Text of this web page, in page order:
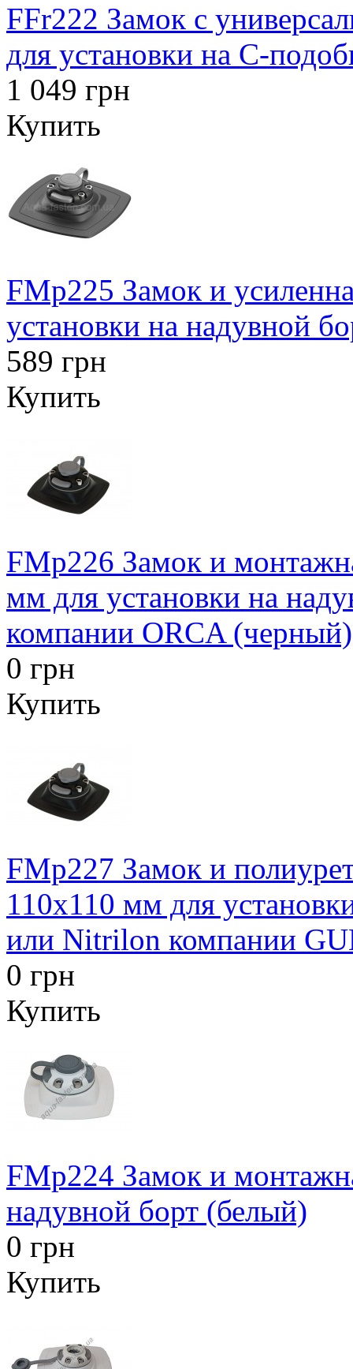
FFr222 Замок с
для установки на С-
1 049 грн
Купить
FMp225 Замок и
установки на надувной
589 грн
Купить
FMp226 Замок и
мм для установки на
компании ORCA (черный)
0 грн
Купить
FMp227 Замок и
110х110 мм для
или Nitrilon компании
0 грн
Купить
FMp224 Замок и
надувной борт (белый)
0 грн
Купить